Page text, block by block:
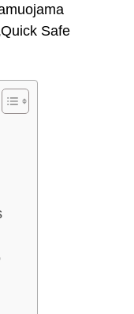
Safe